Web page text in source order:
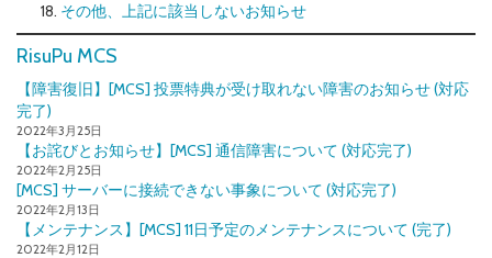
その他、上記に該当しないお知らせ
RisuPu MCS
【障害復旧】[MCS] 投票特典が受け取れない障害のお知らせ (対応
完了)
2022年3月25日
【お詫びとお知らせ】[MCS] 通信障害について (対応完了)
2022年2月25日
[MCS] サーバーに接続できない事象について (対応完了)
2022年2月13日
【メンテナンス】[MCS] 11日予定のメンテナンスについて (完了)
2022年2月12日